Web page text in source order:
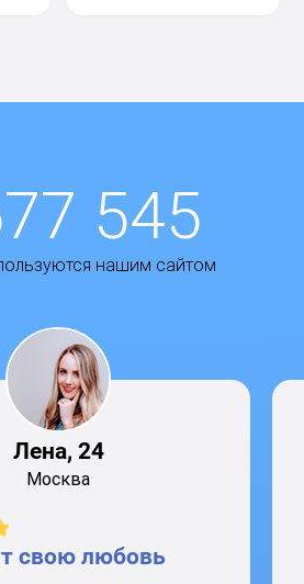
545
нашим сайтом
Лена, 24
Москва
свою любовь